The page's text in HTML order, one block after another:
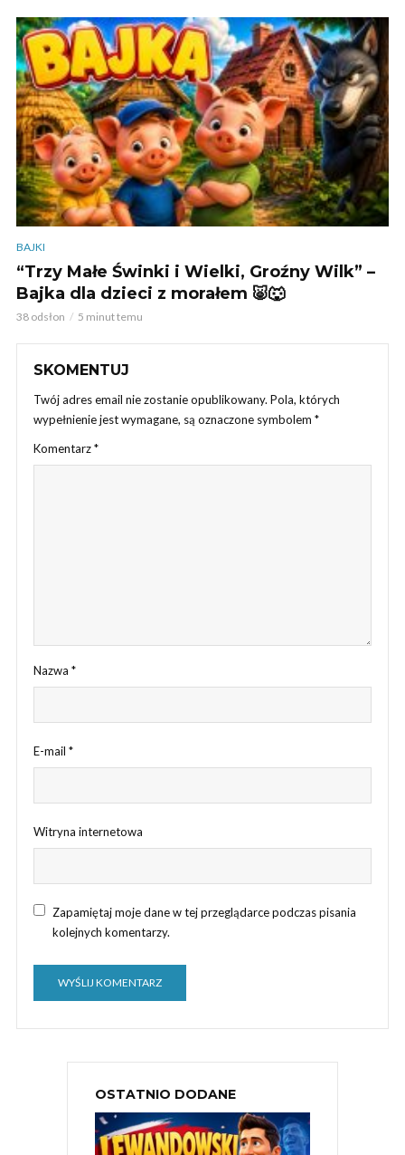
BAJKI
“Trzy Małe Świnki i Wielki, Groźny Wilk” –
Bajka dla dzieci z morałem 🐷🐺
38 odsłon 5 minut temu
SKOMENTUJ
Twój adres email nie zostanie opublikowany. Pola, których
wypełnienie jest wymagane, są oznaczone symbolem *
Komentarz*
Nazwa *
E-mail *
Witryna internetowa
Zapamiętaj moje dane w tej przeglądarce podczas pisania
kolejnych komentarzy.
OSTATNIO DODANE